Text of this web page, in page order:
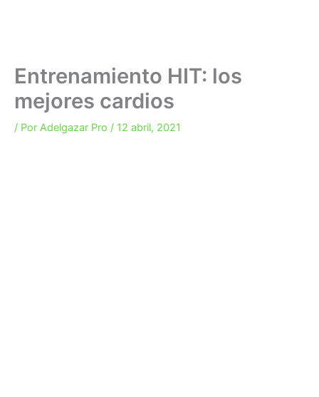
Entrenamiento HIT: los
mejores cardios
/ Por Adelgazar Pro / 12 abril, 2021